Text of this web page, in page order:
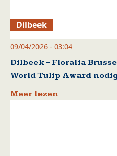
Dilbeek
09/04/2026 - 03:04
Dilbeek – Floralia
World Tulip Award
Meer lezen